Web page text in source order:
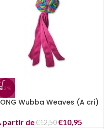
Wubba Weaves (A cri)
partir de€12,50 €10,95